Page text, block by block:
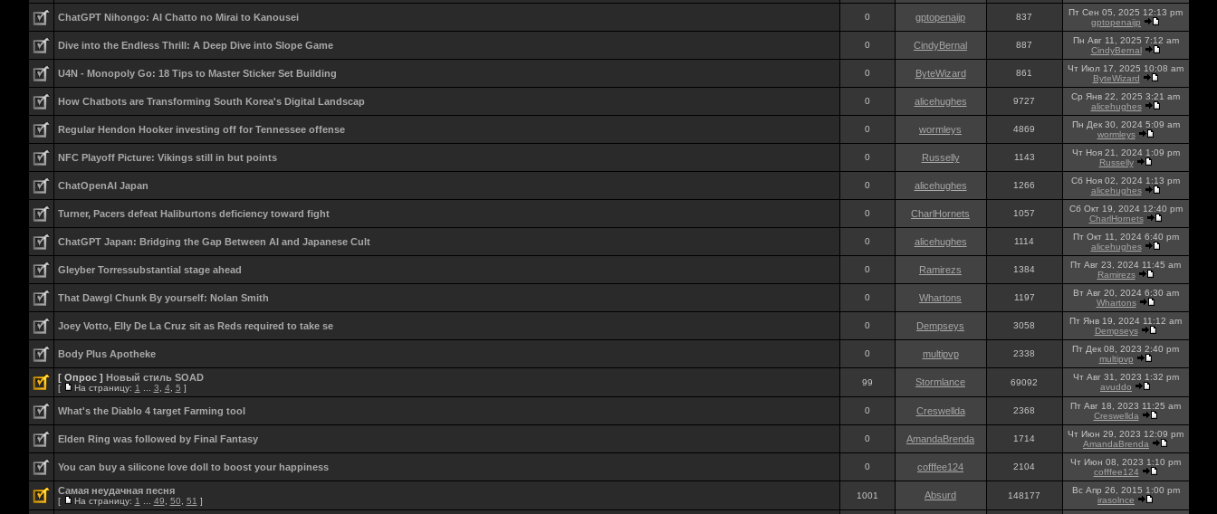
ChatGPT Nihongo: AI Chatto no Mirai to Kanousei 0 gptopenaijp 837
Пт Сен 05, 2025 12:13 pm
gptopenaijp
Dive into the Endless Thrill: A Deep Dive into Slope Game 0 CindyBernal 887
Пн Авг 11, 2025 7:12 am
CindyBernal
U4N - Monopoly Go: 18 Tips to Master Sticker Set Building 0 ByteWizard 861
Чт Июл 17, 2025 10:08 am
ByteWizard
How Chatbots are Transforming South Korea's Digital Landscap 0 alicehughes 9727
Ср Янв 22, 2025 3:21 am
alicehughes
Regular Hendon Hooker investing off for Tennessee offense 0 wormleys 4869
Пн Дек 30, 2024 5:09 am
wormleys
NFC Playoff Picture: Vikings still in but points 0 Russelly 1143
Чт Ноя 21, 2024 1:09 pm
Russelly
ChatOpenAI Japan 0 alicehughes 1266
Сб Ноя 02, 2024 1:13 pm
alicehughes
Turner, Pacers defeat Haliburtons deficiency toward fight 0 CharlHornets 1057
Сб Окт 19, 2024 12:40 pm
CharlHornets
ChatGPT Japan: Bridging the Gap Between AI and Japanese Cult 0 alicehughes 1114
Пт Окт 11, 2024 6:40 pm
alicehughes
Gleyber Torressubstantial stage ahead 0 Ramirezs 1384
Пт Авг 23, 2024 11:45 am
Ramirezs
That Dawgl Chunk By yourself: Nolan Smith 0 Whartons 1197
Вт Авг 20, 2024 6:30 am
Whartons
Joey Votto, Elly De La Cruz sit as Reds required to take se 0 Dempseys 3058
Пт Янв 19, 2024 11:12 am
Dempseys
Body Plus Apotheke 0 multipvp 2338
Пт Дек 08, 2023 2:40 pm
multipvp
[ Опрос ] Новый стиль SOAD
[ На страницу: 1 3 4 5 ]
99 Stormlance 69092
Чт Авг 31, 2023 1:32 pm
avuddo
What's the Diablo 4 target Farming tool 0 Creswellda 2368
Пт Авг 18, 2023 11:25 am
Creswellda
Elden Ring was followed by Final Fantasy 0 AmandaBrenda 1714
Чт Июн 29, 2023 12:09 pm
AmandaBrenda
You can buy a silicone love doll to boost your happiness 0 cofffee124 2104
Чт Июн 08, 2023 1:10 pm
cofffee124
Самая неудачная песня
[ На страницу: 1 49 50 51 ]
1001 Absurd 148177
Вс Апр 26, 2015 1:00 pm
irasolnce